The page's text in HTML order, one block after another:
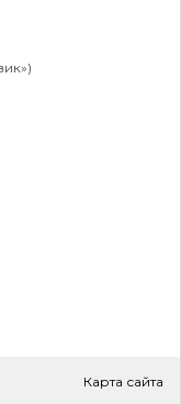
Карта сайта